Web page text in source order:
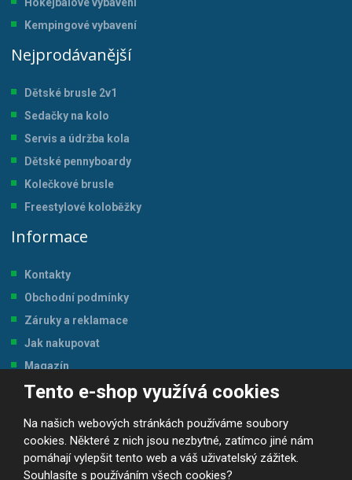
Tento e-shop využívá cookies
Na našich webových stránkách používáme soubory
cookies. Některé z nich jsou nezbytné, zatímco jiné nám
pomáhají vylepšit tento web a váš uživatelský zážitek.
Souhlasíte s používáním všech cookies?
Kempingové vybavení
Nejprodávanější
Dětské brusle 2v1
Sedačky na kolo
Servis a údržba kola
Dětské pennyboardy
Kolečkové brusle
Freestylové koloběžky
Informace
Kontakty
Obchodní podmínky
Záruky a reklamace
Jak nakupovat
Magazín
Tabulka velikostí